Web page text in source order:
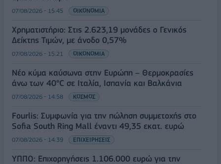
07/08/2026 - 15:45 ΟΙΚΟΝΟΜΙΑ
Χρηματιστήριο: Στις 2.623,19 μονάδες ο Γενικός
Δείκτης Τιμών, με άνοδο 0,57%
07/08/2026 - 15:21 ΟΙΚΟΝΟΜΙΑ
Νέο κύμα καύσωνα στην Ευρώπη – Θερμοκρασίες
άνω των 40°C σε Ιταλία, Ισπανία και Βαλκάνια
07/08/2026 - 14:58 ΚΟΣΜΟΣ
Fourlis: Συμφωνία για την πώληση συμμετοχής στο
Sofia South Ring Mall έναντι 49,35 εκατ. ευρώ
07/08/2026 - 14:39 ΕΠΙΧΕΙΡΗΣΕΙΣ
ΥΠΠΟ: Επιχορηγήσεις 1.106.000 ευρώ για την